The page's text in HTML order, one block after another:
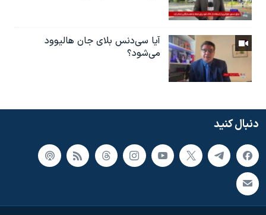
آیا سی‌دنس بلای جان هالیوود
می‌شود؟
دنبال کنید